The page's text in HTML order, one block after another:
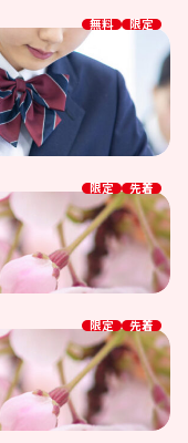
無料 限定
限定 先着
限定 先着